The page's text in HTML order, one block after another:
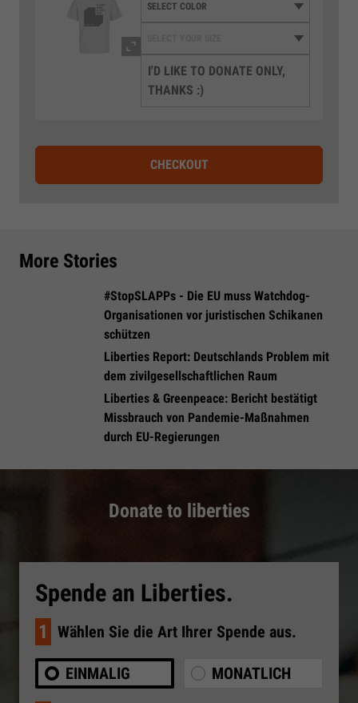
I'D LIKE TO DONATE ONLY,
THANKS :)
CHECKOUT
More Stories
#StopSLAPPs - Die EU muss Watchdog-
Organisationen vor juristischen Schikanen
schützen
Liberties Report: Deutschlands Problem mit
dem zivilgesellschaftlichen Raum
Liberties & Greenpeace: Bericht bestätigt
Missbrauch von Pandemie-Maßnahmen
durch EU-Regierungen
Donate to liberties
Spende an Liberties.
1 Wählen Sie die Art Ihrer Spende aus.
EINMALIG MONATLICH